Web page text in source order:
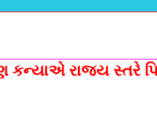
કન્યાએ રાજ્ય સ્તરે